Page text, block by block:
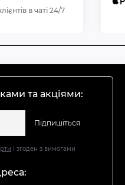
в чаті 24/7
та акціями:
Підпишіться
і згоден з вимогами